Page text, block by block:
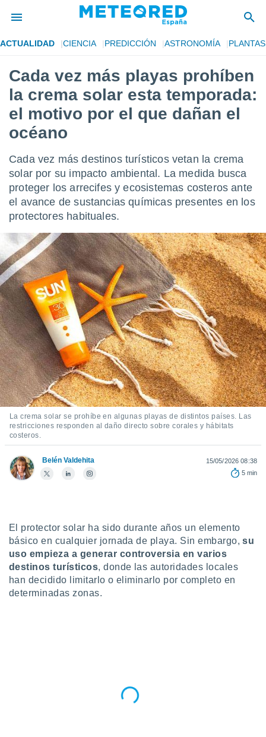
de
por
para
la
que se
calidad.
las
y
forma
digital
basada
permite
seguir
coste.
botón
a la
la
todas
ya sean
nuestros
nos
y análisis
en
y
más
nuestra
y
ACEPTAR
Y
CONTINUAR
CONFIGURACIÓN
ACTUALIDAD CIENCIA PREDICCIÓN ASTRONOMÍA PLANTAS
Cada vez más playas prohíben
la crema solar esta temporada:
el motivo por el que dañan el
océano
Cada vez más destinos turísticos vetan la crema
solar por su impacto ambiental. La medida busca
proteger los arrecifes y ecosistemas costeros ante
el avance de sustancias químicas presentes en los
protectores habituales.
La crema solar se prohíbe en algunas playas de distintos países. Las
restricciones responden al daño directo sobre corales y hábitats
costeros.
Belén Valdehita
15/05/2026 08:38
5 min
El protector solar ha sido durante años un elemento
básico en cualquier jornada de playa. Sin embargo,su
uso empieza a generar controversia en varios
destinos turísticos, donde las autoridades locales
han decidido limitarlo o eliminarlo por completo en
determinadas zonas.